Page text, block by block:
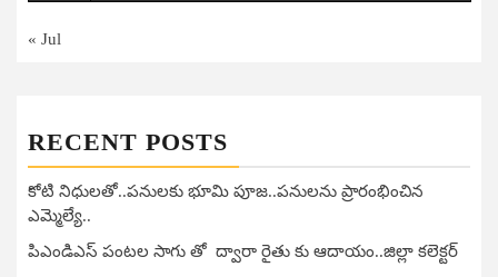
« Jul
RECENT POSTS
కోటి నిధులతో..పనులకు భూమి పూజ..పనులను ప్రారంభించిన
ఎమ్మెల్యే..
పిఎండిఎస్ పంటల సాగు తో ద్వారా రైతు కు ఆదాయం..జిల్లా కలెక్టర్